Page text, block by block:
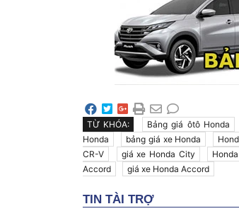
TỪ KHÓA: Bảng giá ôtô Honda
Honda
bảng giá xe Honda
CR-V
giá xe Honda City
Accord
giá xe Honda Accord